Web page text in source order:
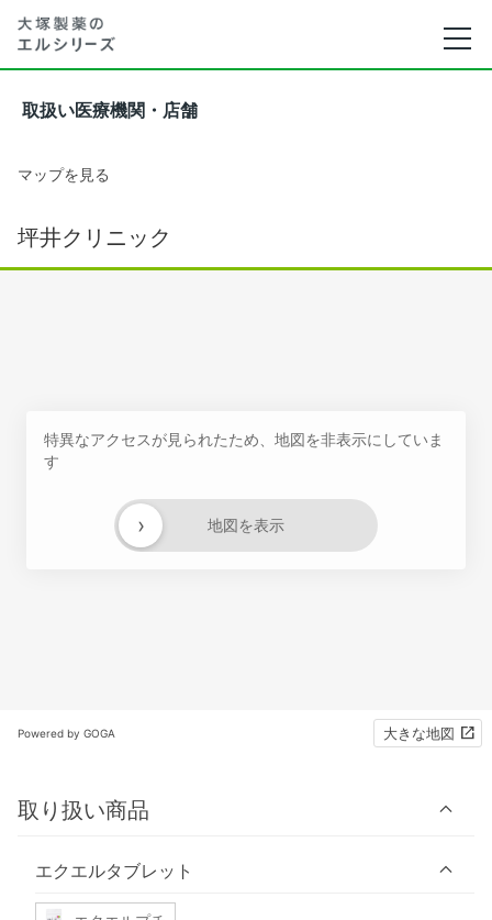
取扱い医療機関・店舗
マップを見る
坪井クリニック
特異なアクセスが見られたため、地図を非表示にしていま
す
地図を表示
›
Powered by GOGA 大きな地図
取り扱い商品
エクエルタブレット